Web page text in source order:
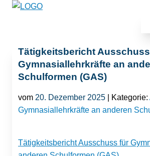
Tätigkeitsbericht
Gymnasiallehrkräfte an
Schulformen (GAS)
vom 20. Dezember 2025 | Kategorie:
Gymnasiallehrkräfte an anderen
Tätigkeitsbericht Ausschuss für